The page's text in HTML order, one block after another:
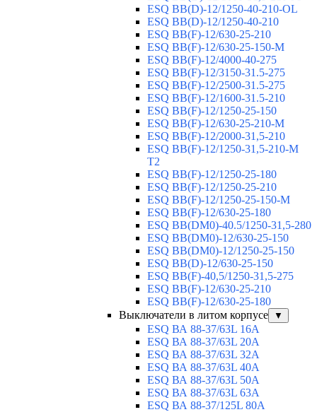
ESQ BB(D)-12/1250-40-210-OL
ESQ BB(D)-12/1250-40-210
ESQ ВВ(F)-12/630-25-210
ESQ ВВ(F)-12/630-25-150-М
ESQ ВВ(F)-12/4000-40-275
ESQ ВВ(F)-12/3150-31.5-275
ESQ ВВ(F)-12/2500-31.5-275
ESQ ВВ(F)-12/1600-31.5-210
ESQ ВВ(F)-12/1250-25-150
ESQ BB(F)-12/630-25-210-М
ESQ BB(F)-12/2000-31,5-210
ESQ BB(F)-12/1250-31,5-210-М
T2
ESQ BB(F)-12/1250-25-180
ESQ ВВ(F)-12/1250-25-210
ESQ ВВ(F)-12/1250-25-150-М
ESQ BB(F)-12/630-25-180
ESQ ВВ(DM0)-40.5/1250-31,5-280
ESQ ВВ(DM0)-12/630-25-150
ESQ ВВ(DM0)-12/1250-25-150
ESQ BB(D)-12/630-25-150
ESQ ВВ(F)-40,5/1250-31,5-275
ESQ ВВ(F)-12/630-25-210
ESQ ВВ(F)-12/630-25-180
Выключатели в литом корпусе
▼
ESQ ВА 88-37/63L 16A
ESQ ВА 88-37/63L 20A
ESQ ВА 88-37/63L 32A
ESQ ВА 88-37/63L 40A
ESQ ВА 88-37/63L 50A
ESQ ВА 88-37/63L 63A
ESQ ВА 88-37/125L 80A